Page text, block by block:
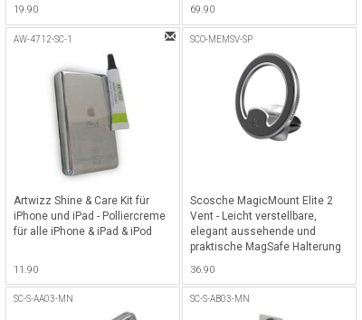
Smartphone - Schwarz
19.90 69.90
AW-4712-SC-1
Artwizz Shine & Care Kit für
iPhone und iPad - Polliercreme
für alle iPhone & iPad & iPod
11.90
SCO-MEMSV-SP
Scosche MagicMount Elite 2
Vent - Leicht verstellbare,
elegant aussehende und
praktische MagSafe Halterung
Lüftungsgitter - Silber
36.90
SC-S-AA03-MN SC-S-AB03-MN